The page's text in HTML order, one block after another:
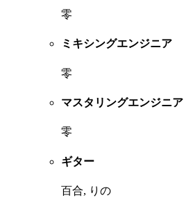
零
ミキシングエンジニア
零
マスタリングエンジニア
零
ギター
百合, りの